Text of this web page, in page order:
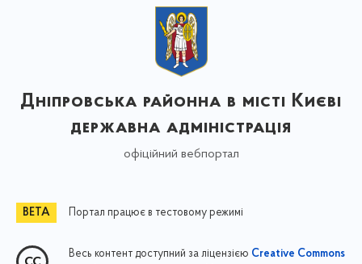
Дніпровська районна в місті Києві
державна адміністрація
офіційний вебпортал
Портал працює в тестовому режимі
Весь контент доступний за ліцензією Creative Commons